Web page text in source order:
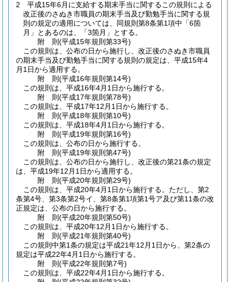
2
平成15年6月に支給する期末手当に関するこの規則による
改正後のさぬき市職員の期末手当及び勤勉手当に関する規
則の規定の適用については、同規則第8条第1項中「6箇
月」とあるのは、「3箇月」とする。
附 則(平成15年規則第33号)
この規則は、公布の日から施行し、改正後のさぬき市職員
の期末手当及び勤勉手当に関する規則の規定は、平成15年4
月1日から適用する。
附 則(平成16年規則第14号)
この規則は、平成16年4月1日から施行する。
附 則(平成17年規則第78号)
この規則は、平成17年12月1日から施行する。
附 則(平成18年規則第10号)
この規則は、平成18年4月1日から施行する。
附 則(平成19年規則第16号)
この規則は、公布の日から施行する。
附 則(平成19年規則第47号)
この規則は、公布の日から施行し、改正後の第21条の規定
は、平成19年12月1日から適用する。
附 則(平成20年規則第29号)
この規則は、平成20年4月1日から施行する。 ただし、第2
条第4号、第3条第2号イ、第8条第1項第1号ア及び第11条の改
正規定は、公布の日から施行する。
附 則(平成20年規則第50号)
この規則は、平成20年12月1日から施行する。
附 則(平成21年規則第40号)
この規則中第1条の規定は平成21年12月1日から、第2条の
規定は平成22年4月1日から施行する。
附 則(平成22年規則第7号)
この規則は、平成22年4月1日から施行する。